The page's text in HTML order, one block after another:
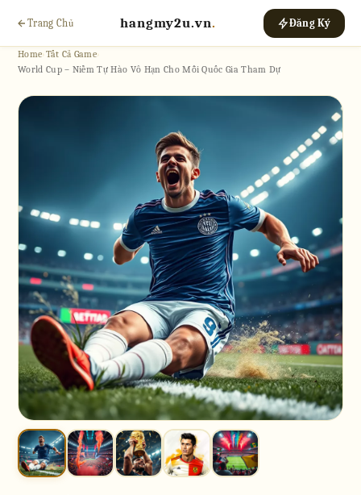
Trang Chủ hangmy2u.vn. Đăng Ký
Home›Tất Cả Game›
World Cup – Niềm Tự Hào Vô Hạn Cho Mỗi Quốc Gia Tham Dự